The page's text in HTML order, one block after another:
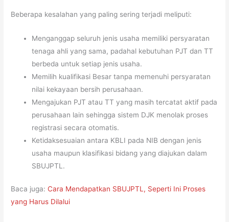
Beberapa kesalahan yang paling sering terjadi meliputi:
Menganggap seluruh jenis usaha memiliki persyaratan
tenaga ahli yang sama, padahal kebutuhan PJT dan TT
berbeda untuk setiap jenis usaha.
Memilih kualifikasi Besar tanpa memenuhi persyaratan
nilai kekayaan bersih perusahaan.
Mengajukan PJT atau TT yang masih tercatat aktif pada
perusahaan lain sehingga sistem DJK menolak proses
registrasi secara otomatis.
Ketidaksesuaian antara KBLI pada NIB dengan jenis
usaha maupun klasifikasi bidang yang diajukan dalam
SBUJPTL.
Baca juga:Cara Mendapatkan SBUJPTL, Seperti Ini Proses
yang Harus Dilalui